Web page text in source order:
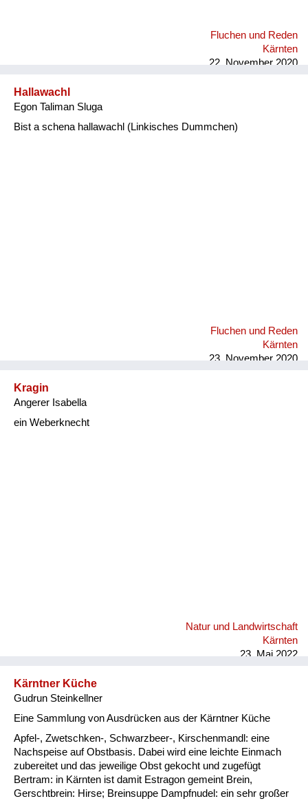
Fluchen und Reden
Kärnten
22. November 2020
Hallawachl
Egon Taliman Sluga
Bist a schena hallawachl (Linkisches Dummchen)
Fluchen und Reden
Kärnten
23. November 2020
Kragin
Angerer Isabella
ein Weberknecht
Natur und Landwirtschaft
Kärnten
23. Mai 2022
Kärntner Küche
Gudrun Steinkellner
Eine Sammlung von Ausdrücken aus der Kärntner Küche
Apfel-, Zwetschken-, Schwarzbeer-, Kirschenmandl: eine
Nachspeise auf Obstbasis. Dabei wird eine leichte Einmach
zubereitet und das jeweilige Obst gekocht und zugefügt
Bertram: in Kärnten ist damit Estragon gemeint Brein,
Gerschtbrein: Hirse; Breinsuppe Dampfnudel: ein sehr großer